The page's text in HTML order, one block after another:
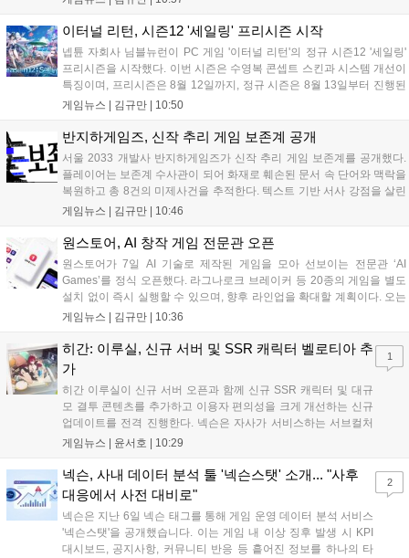
세계 누구나 참여 가능한 이번 행사는 역대 최대 규모로 열려 인디게임
생태계 확장에 기여할 전망입니다....
이터널 리턴, 시즌12 '세일링' 프리시즌 시작
넵튠 자회사 님블뉴런이 PC 게임 '이터널 리턴'의 정규 시즌12 '세일링'
프리시즌을 시작했다. 이번 시즌은 수영복 콘셉트 스킨과 시스템 개선이
특징이며, 프리시즌은 8월 12일까지, 정규 시즌은 8월 13일부터 진행된
다. 실험체 관찰일지 추가와 후반부 전략 강화를 위한 다중 크로노 스피
대를 모으고 있다....
게임뉴스 | 김규만 10:50
반지하게임즈, 신작 추리 게임 보존계 공개
서울 2033 개발사 반지하게임즈가 신작 추리 게임 보존계를 공개했다.
플레이어는 보존계 수사관이 되어 화재로 훼손된 문서 속 단어와 맥락을
복원하고 총 8건의 미제사건을 추적한다. 텍스트 기반 서사 강점을 살린
이번 게임은 정보 조합과 사건 재구성이 핵심이며, 현재 스팀 상점 페이
개발에 박차를 가하고 있다....
게임뉴스 | 김규만 10:46
원스토어, AI 창작 게임 전문관 오픈
원스토어가 7일 AI 기술로 제작된 게임을 모아 선보이는 전문관 ‘AI
Games’를 정식 오픈했다. 라그나로크 브레이커 등 20종의 게임을 별도
설치 없이 즉시 실행할 수 있으며, 향후 라인업을 확대할 계획이다. 오는
11일부터는 게임 실행 시 할인 쿠폰을 지급하는 오픈 기념 이벤트도 진
있는 환경을 조성해 창작자와 이용자 모두에게 새로운 경험을 제공할 것
으로 기대된다....
게임뉴스 | 김규만 10:36
히간: 이루실, 신규 서버 및 SSR 캐릭터 벨로티아 추
가
히간 이루실이 신규 서버 오픈과 함께 신규 SSR 캐릭터 및 대규
모 결투 콘텐츠를 추가하고 이용자 편의성을 크게 개선하는 신규
업데이트를 전격 진행한다. 넥슨은 자사가 서비스하는 서브컬처
게임 히간 이루실에 신규 서버 'world3'을 개설하고 신규 캐릭터
이번 업데이트를 통해 어둠 속 서큐버스...
게임뉴스 | 윤서호 10:29
1
넥슨, 사내 데이터 분석 툴 '넥슨스탯' 소개... "사후
대응에서 사전 대비로"
넥슨은 지난 6일 넥슨 태그를 통해 게임 운영 데이터 분석 서비스
'넥슨스탯'을 공개했습니다. 이는 게임 내 이상 징후 발생 시 KPI
대시보드, 공지사항, 커뮤니티 반응 등 흩어진 정보를 하나의 타
2